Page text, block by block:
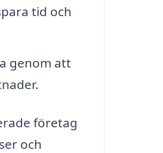
tid och
genom att
företag
och